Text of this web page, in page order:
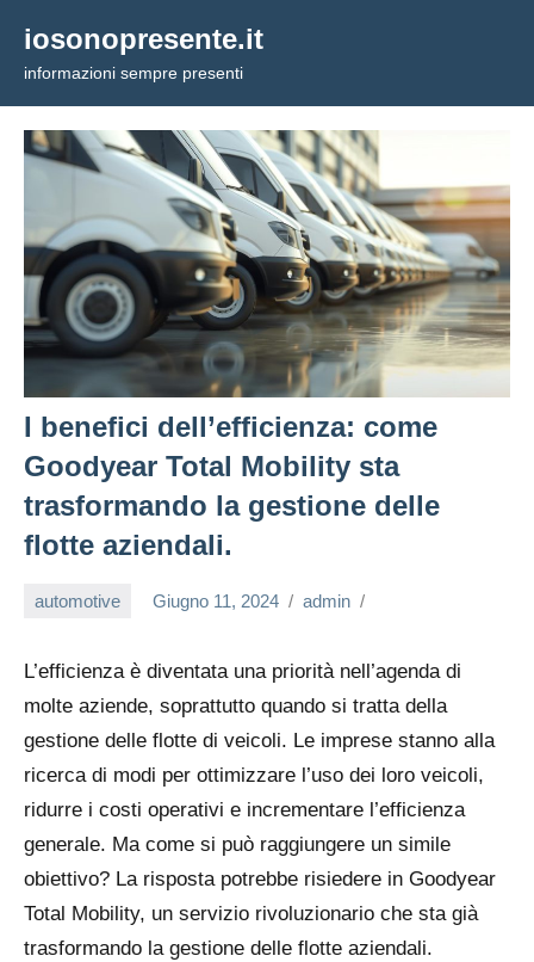
contenuto
iosonopresente.it
informazioni sempre presenti
I benefici dell’efficienza: come
Goodyear Total Mobility sta
trasformando la gestione delle
flotte aziendali.
automotive Giugno 11, 2024 admin
L’efficienza è diventata una priorità nell’agenda di
molte aziende, soprattutto quando si tratta della
gestione delle flotte di veicoli. Le imprese stanno alla
ricerca di modi per ottimizzare l’uso dei loro veicoli,
ridurre i costi operativi e incrementare l’efficienza
generale. Ma come si può raggiungere un simile
obiettivo? La risposta potrebbe risiedere in Goodyear
Total Mobility, un servizio rivoluzionario che sta già
trasformando la gestione delle flotte aziendali.